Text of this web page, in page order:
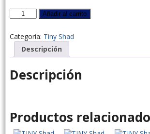
Añadir al carrito
Categoría: Tiny Shad
Descripción
Descripción
Productos